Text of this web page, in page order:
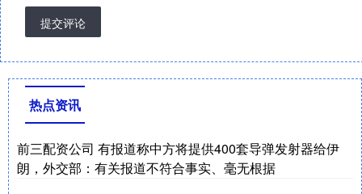
提交评论
热点资讯
前三配资公司 有报道称中方将提供400套导弹发射器给伊
朗，外交部：有关报道不符合事实、毫无根据